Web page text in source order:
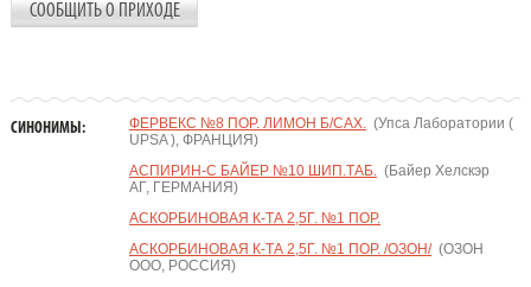
СООБЩИТЬ О ПРИХОДЕ
СИНОНИМЫ: ФЕРВЕКС №8 ПОР. ЛИМОН Б/САХ.(Упса Лаборатории (
UPSA ), ФРАНЦИЯ)
АСПИРИН-С БАЙЕР №10 ШИП.ТАБ.(Байер Хелскэр
АГ, ГЕРМАНИЯ)
АСКОРБИНОВАЯ К-ТА 2,5Г. №1 ПОР.
АСКОРБИНОВАЯ К-ТА 2,5Г. №1 ПОР. /ОЗОН/(ОЗОН
ООО, РОССИЯ)